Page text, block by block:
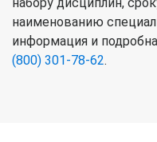
наименованию
информация и
(800) 301-78-62.